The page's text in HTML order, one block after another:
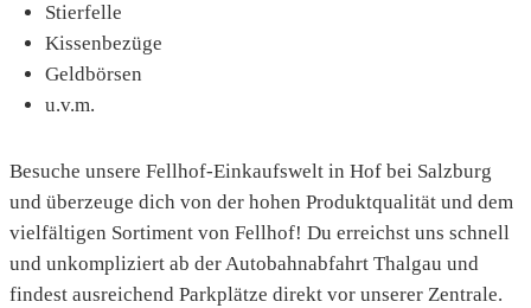
Stierfelle
Kissenbezüge
Geldbörsen
u.v.m.
Besuche unsere Fellhof-Einkaufswelt in Hof bei Salzburg
und überzeuge dich von der hohen Produktqualität und dem
vielfältigen Sortiment von Fellhof! Du erreichst uns schnell
und unkompliziert ab der Autobahnabfahrt Thalgau und
findest ausreichend Parkplätze direkt vor unserer Zentrale.